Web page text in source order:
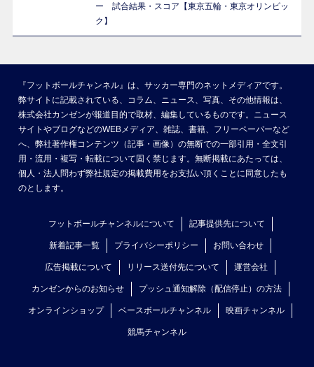
ー 試合結果・スコア【東京五輪・東京オリンピッ
ク】
『フットボールチャンネル』は、サッカー専門のネットメディアです。
弊サイトに記載されている、コラム、ニュース、写真、その他情報は、
株式会社カンゼンが報道目的で取材、編集しているものです。ニュース
サイトやブログなどのWEBメディア、雑誌、書籍、フリーペーパーなど
へ、弊社著作権コンテンツ（記事・画像）の無断での一部引用・全文引
用・流用・複写・転載について固く禁じます。無断掲載にあたっては、
個人・法人問わず弊社規定の掲載費用をお支払い頂くことに同意したも
のとします。
フットボールチャンネルについて 記事提供先について
新着記事一覧 プライバシーポリシー お問い合わせ
広告掲載について リリース送付先について 運営会社
カンゼンからのお知らせ プッシュ通知解除（配信停止）の方法
オンラインショップ ベースボールチャンネル 映画チャンネル
競馬チャンネル